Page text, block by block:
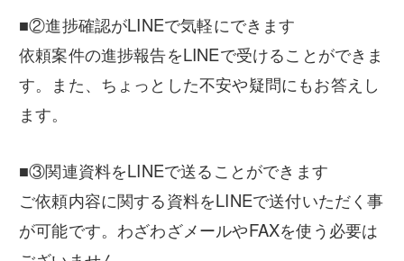
■②進捗確認がLINEで気軽にできます
依頼案件の進捗報告をLINEで受けることができま
す。また、ちょっとした不安や疑問にもお答えし
ます。
■③関連資料をLINEで送ることができます
ご依頼内容に関する資料をLINEで送付いただく事
が可能です。わざわざメールやFAXを使う必要は